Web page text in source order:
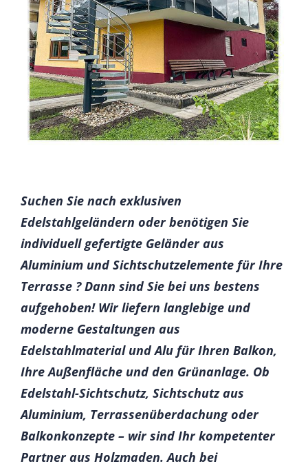
Suchen Sie nach exklusiven
Edelstahlgeländern oder benötigen Sie
individuell gefertigte Geländer aus
Aluminium und Sichtschutzelemente für Ihre
Terrasse ? Dann sind Sie bei uns bestens
aufgehoben! Wir liefern langlebige und
moderne Gestaltungen aus
Edelstahlmaterial und Alu für Ihren Balkon,
Ihre Außenfläche und den Grünanlage. Ob
Edelstahl-Sichtschutz, Sichtschutz aus
Aluminium, Terrassenüberdachung oder
Balkonkonzepte – wir sind Ihr kompetenter
Partner aus Holzmaden. Auch bei